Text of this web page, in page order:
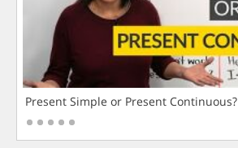
Present Simple or Present Continuous?